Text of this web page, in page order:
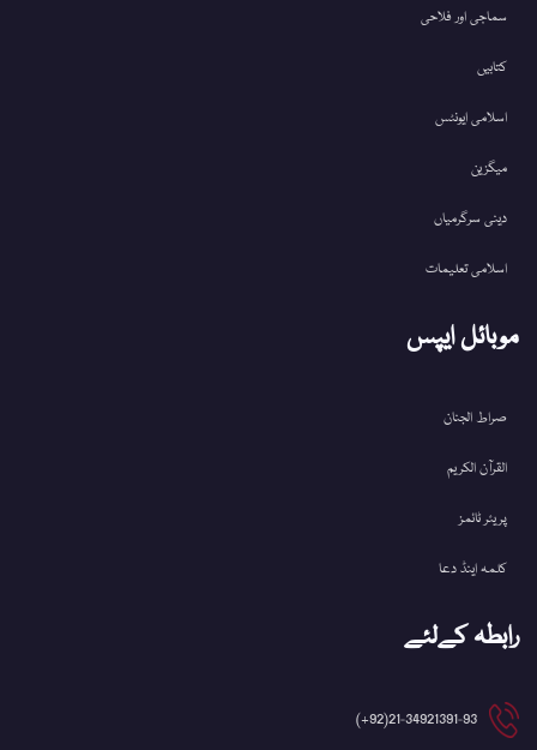
سماجی اور فلاحی
کتابیں
اسلامی ایونٹس
میگزین
دینی سرگرمیاں
اسلامی تعلیمات
موبائل ایپس
صراط الجنان
القرآن الکریم
پریئر ٹائمز
کلمہ اینڈ دعا
رابطہ کےلئے
21-34921391-93(92+)